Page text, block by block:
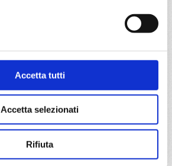
Accetta tutti
Accetta selezionati
Rifiuta
€ 853
daFort De FranceconMSC